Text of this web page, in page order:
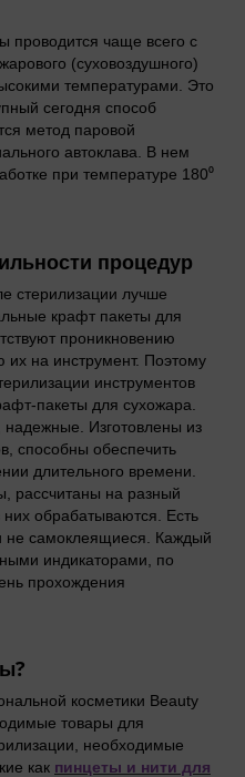
проводится чаще всего с
(суховоздушного)
температурами. Это
сегодня способ
метод паровой
автоклава. В нем
при температуре 180⁰
процедур
стерилизации лучше
крафт пакеты для
проникновению
на инструмент. Поэтому
инструментов
пакеты для сухожара.
Изготовлены из
способны обеспечить
длительного времени.
рассчитаны на разный
обрабатываются. Есть
не самоклеящиеся. Каждый
индикаторами, по
прохождения
косметики Beauty
товары для
необходимые
как пинцеты и нити для